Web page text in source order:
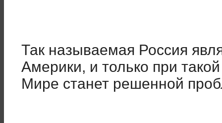
Так называемая Россия
Америки, и только при
Мире станет решенной